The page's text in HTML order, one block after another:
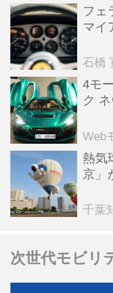
フェ
マイ
石橋
4モ
ク
全版
Web
熱気
京」
ンテ
千葉
次世代モビリ